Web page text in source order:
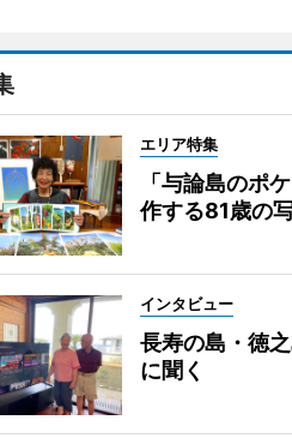
エリア特集
「与論島のポ
作する81歳の
インタビュー
長寿の島・徳
に聞く